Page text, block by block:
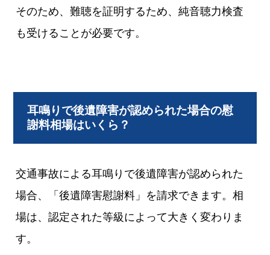
そのため、難聴を証明するため、純音聴力検査
も受けることが必要です。
耳鳴りで後遺障害が認められた場合の慰
謝料相場はいくら？
交通事故による耳鳴りで後遺障害が認められた
場合、「後遺障害慰謝料」を請求できます。相
場は、認定された等級によって大きく変わりま
す。